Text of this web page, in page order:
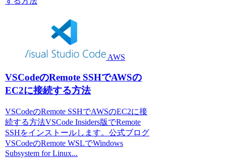
AWS
VSCodeのRemote SSHでAWSの
EC2に接続する方法
VSCodeのRemote SSHでAWSのEC2に接
続する方法VSCode Insiders版でRemote
SSHをインストールします。公式ブログ
VSCodeのRemote WSLでWindows
Subsystem for Linux...